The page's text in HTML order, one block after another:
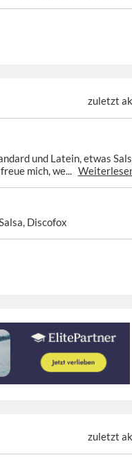
zuletzt
und Latein, etwas
mich, we...
Discofox
zuletzt